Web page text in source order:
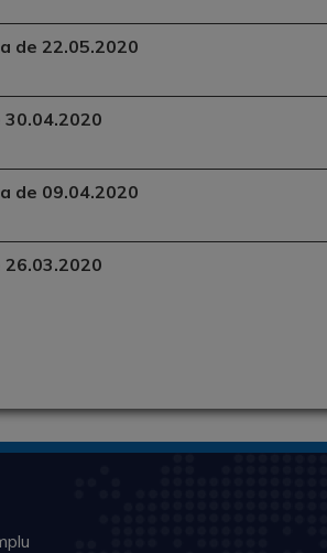
de 22.05.2020
de 09.04.2020